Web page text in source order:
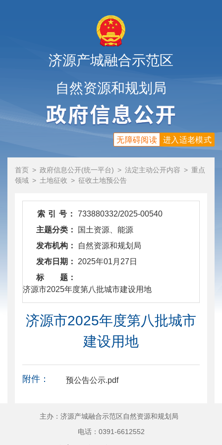
济源产城融合示范区
自然资源和规划局
进入适老模式
无障碍阅读
首页 > 政府信息公开(统一平台) > 法定主动公开内容 > 重点
领域 > 土地征收 > 征收土地预公告
索 引 号：
733880332/2025-00540
主题分类：
国土资源、能源
发布机构：
自然资源和规划局
发布日期：
2025年01月27日
标 题：
​ 济源市2025年度第八批城市建设用地
济源市2025年度第八批城市
建设用地
附件： 预公告公示.pdf
主办：济源产城融合示范区自然资源和规划局
电话：0391-6612552